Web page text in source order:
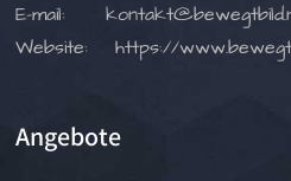
E-mail:
Website:
https://
Angebote